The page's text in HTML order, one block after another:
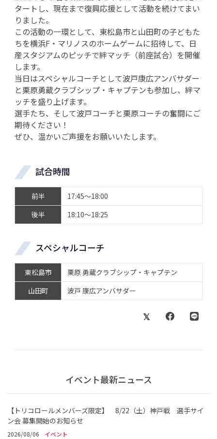
タートし、現在まで復興応援として活動を続けてまい
りました。
この活動の一環として、東松島市と山田町の子どもた
ちを横浜F・マリノスのホームゲームに招待して、日
産スタジアムのピッチで絆マッチ（前座試合）を開催
します。
当日はスペシャルコーチとして波戸康広アンバサダー
と栗原勇蔵クラブシップ・キャプテンも参加し、絆マ
ッチを盛り上げます。
選手たち、そして波戸コーチと栗原コーチの奮闘にご
期待ください！
ぜひ、温かいご声援をお願いいたします。
試合時間
前半
17:45～18:00
後半
18:10～18:25
スペシャルコーチ
東松島市
栗原 勇蔵クラブシップ・キャプテン
山田町
波戸 康広アンバサダー
イベント最新ニュース
【トリコロールメンバーズ限定】 8/22（土）神戸戦 選手サイ
ン会 募集開始のお知らせ
2026/08/06 イベント